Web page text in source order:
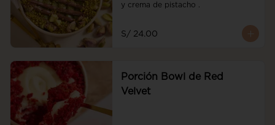
y crema de pistacho .
S/ 24.00
Porción Bowl de Red
Velvet